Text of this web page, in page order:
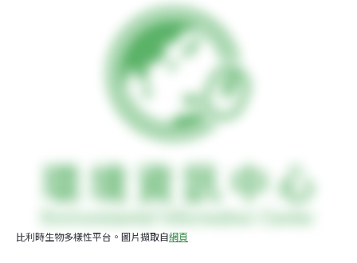
比利時生物多樣性平台。圖片擷取自網頁